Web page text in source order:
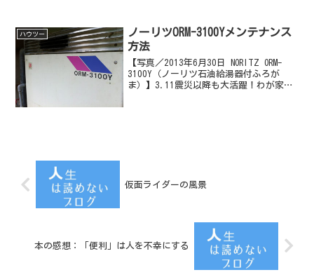
ハウツー
ノーリツORM-3100Yメンテナンス
方法
【写真／2013年6月30日 NORITZ ORM-
3100Y（ノーリツ石油給湯器付ふろが
ま）】3.11震災以降も大活躍！わが家の
仮面ライダーの風景
本の感想：「便利」は人を不幸にする